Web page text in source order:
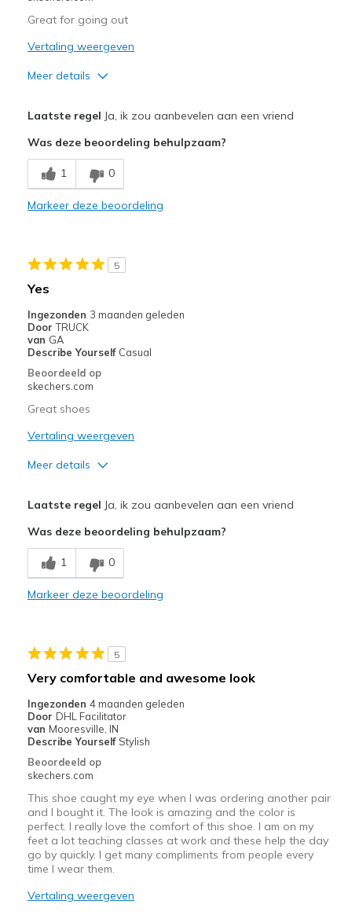
View On Shoes
Shoes are for Wearing
Great for going out
Vertaling weergeven
Meer details
Breathe Well
Comfortable
Going Out
Width
Feels true to width
Sizing
View On Shoes
Shoes are for Wearing
Laatste regel Ja, ik zou aanbevelen aan een vriend
Was deze beoordeling behulpzaam?
1 0
Markeer deze beoordeling
5
Yes
Ingezonden 3 maanden geleden
Door TRUCK
van GA
Describe Yourself Casual
Beoordeeld op
skechers.com
Great shoes
Vertaling weergeven
Meer details
Comfortable
Durable
Need Break In
Beste toepassingen
Casual Wear
Width
Sizing
View On Shoes
I'm Into Shoes
Laatste regel Ja, ik zou aanbevelen aan een vriend
Was deze beoordeling behulpzaam?
1 0
Markeer deze beoordeling
5
Very comfortable and awesome look
Ingezonden 4 maanden geleden
Door DHL Facilitator
van Mooresville, IN
Describe Yourself Stylish
Beoordeeld op
skechers.com
This shoe caught my eye when I was ordering another pair
and I bought it. The look is amazing and the color is
perfect. I really love the comfort of this shoe. I am on my
feet a lot teaching classes at work and these help the day
go by quickly. I get many compliments from people every
time I wear them.
Vertaling weergeven